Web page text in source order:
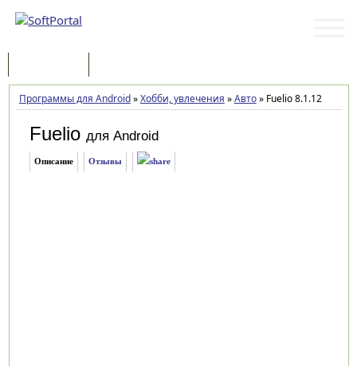
Программы для Android»Хобби, увлечения »Авто»Fuelio 8.1.12
Fuelio для Android
Описание Отзывы